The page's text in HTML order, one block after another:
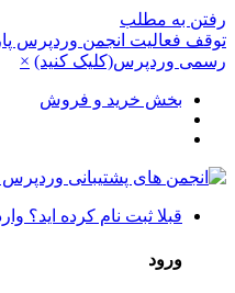
رفتن به مطلب
توقف فعالیت انجمن وردپرس
رسمی وردپرس(کلیک کنید) ×
بخش خرید و فروش
قبلا ثبت نام کرده اید؟
ورود